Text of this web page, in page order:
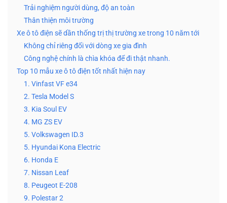
Trải nghiệm người dùng, độ an toàn
Thân thiện môi trường
Xe ô tô điện sẽ dần thống trị thị trường xe trong 10 năm tới
Không chỉ riêng đối với dòng xe gia đình
Công nghệ chính là chìa khóa để đi thật nhanh.
Top 10 mẫu xe ô tô điện tốt nhất hiện nay
1. Vinfast VF e34
2. Tesla Model S
3. Kia Soul EV
4. MG ZS EV
5. Volkswagen ID.3
5. Hyundai Kona Electric
6. Honda E
7. Nissan Leaf
8. Peugeot E-208
9. Polestar 2